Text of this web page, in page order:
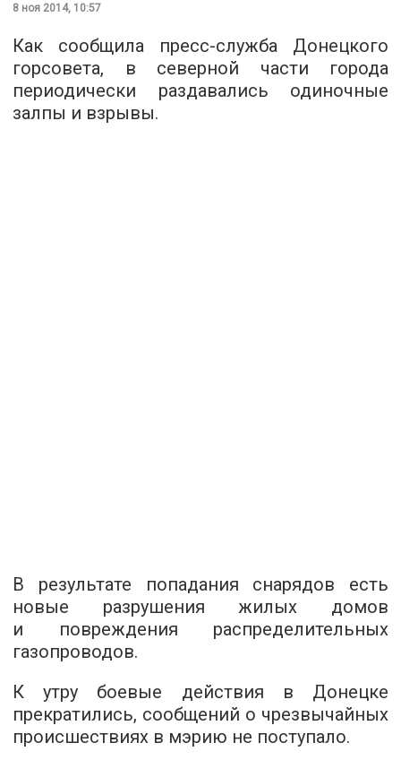
8 ноя 2014, 10:57
Как сообщила пресс-служба Донецкого
горсовета, в северной части города
периодически раздавались одиночные
залпы и взрывы.
В результате попадания снарядов есть
новые разрушения жилых домов
и повреждения распределительных
газопроводов.
К утру боевые действия в Донецке
прекратились, сообщений о чрезвычайных
происшествиях в мэрию не поступало.